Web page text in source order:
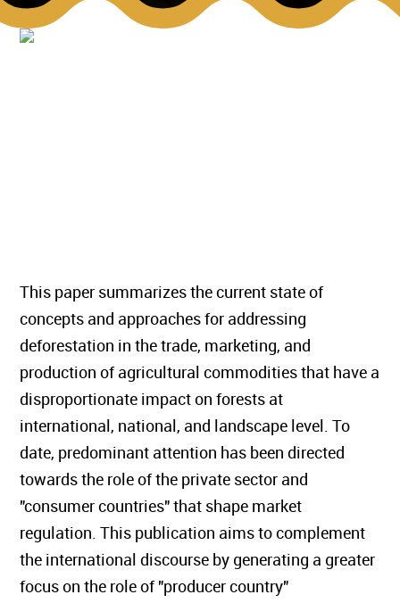
This paper summarizes the current state of
concepts and approaches for addressing
deforestation in the trade, marketing, and
production of agricultural commodities that have a
disproportionate impact on forests at
international, national, and landscape level. To
date, predominant attention has been directed
towards the role of the private sector and
"consumer countries" that shape market
regulation. This publication aims to complement
the international discourse by generating a greater
focus on the role of "producer country"